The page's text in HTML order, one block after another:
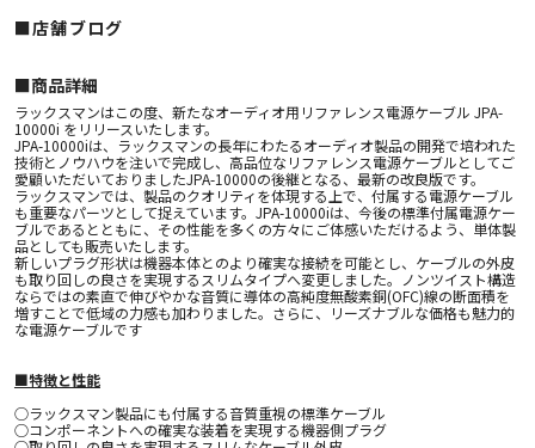
■店舗ブログ
■︎商品詳細
ラックスマンはこの度、新たなオーディオ⽤リファレンス電源ケーブル JPA-
10000i をリリースいたします。
JPA-10000iは、ラックスマンの⻑年にわたるオーディオ製品の開発で培われた
技術とノウハウを注いで完成し、⾼品位なリファレンス電源ケーブルとしてご
愛顧いただいておりましたJPA-10000の後継となる、最新の改良版です。
ラックスマンでは、製品のクオリティを体現する上で、付属する電源ケーブル
も重要なパーツとして捉えています。JPA-10000iは、今後の標準付属電源ケー
ブルであるとともに、その性能を多くの⽅々にご体感いただけるよう、単体製
品としても販売いたします。
新しいプラグ形状は機器本体とのより確実な接続を可能とし、ケーブルの外⽪
も取り回しの良さを実現するスリムタイプへ変更しました。ノンツイスト構造
ならではの素直で伸びやかな⾳質に導体の⾼純度無酸素銅(OFC)線の断⾯積を
増すことで低域の⼒感も加わりました。さらに、リーズナブルな価格も魅⼒的
な電源ケーブルです
■特徴と性能
○ラックスマン製品にも付属する⾳質重視の標準ケーブル
○コンポーネントへの確実な装着を実現する機器側プラグ